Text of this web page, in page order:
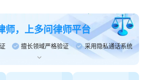
师，上多问律师平台
擅长领域严格验证 采用隐私通话系统